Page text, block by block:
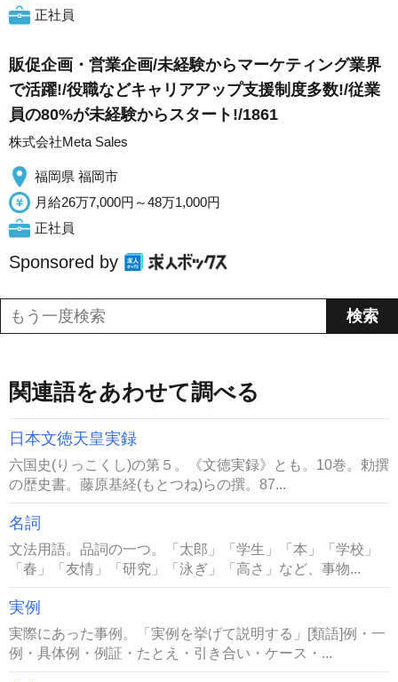
正社員
販促企画・営業企画/未経験からマーケティング業界
で活躍!/役職などキャリアアップ支援制度多数!/従業
員の80%が未経験からスタート!/1861
株式会社Meta Sales
福岡県 福岡市
月給26万7,000円～48万1,000円
正社員
Sponsored by
関連語をあわせて調べる
日本文徳天皇実録
六国史(りっこくし)の第５。《文徳実録》とも。10巻。勅撰
の歴史書。藤原基経(もとつね)らの撰。87...
名詞
文法用語。品詞の一つ。「太郎」「学生」「本」「学校」
「春」「友情」「研究」「泳ぎ」「高さ」など、事物...
実例
実際にあった事例。「実例を挙げて説明する」[類語]例・一
例・具体例・例証・たとえ・引き合い・ケース・...